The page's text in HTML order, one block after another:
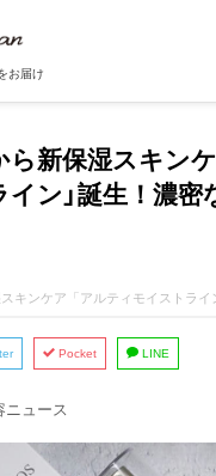
お届け
新保湿スキン
ン」誕生！濃
ンケア「アルティモイストライン」誕
Pocket LINE
ニュース